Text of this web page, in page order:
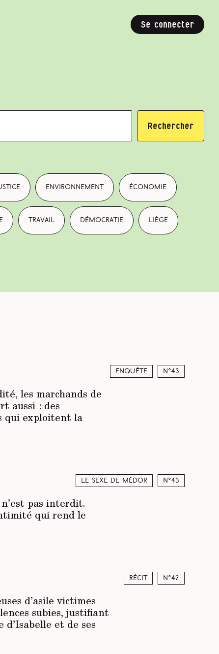
Se connecter
Rechercher
environnement économie
travail démocratie Liège
Enquête N°43
les marchands de
aussi : des
qui exploitent la
Le sexe de Médor N°43
pas interdit.
qui rend le
Récit N°42
d’asile victimes
subies, justifiant
et de ses